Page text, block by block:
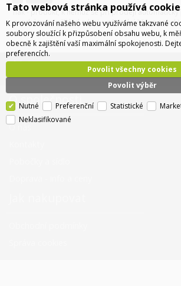
hák - produkt, k němuž se při prodeji automaticky
produkty (například zdroj + přívodní šňůra apod.)
Infolinka: +420 734 310 460
Reklamační oddělení: +420 606 167 349
O společnosti
O nás
Tato webová stránka používá
K provozování našeho webu využíváme takzvané
soubory sloužící k přizpůsobení obsahu webu, k
obecně k zajištění vaší maximální spokojenosti.
preferencích.
Povolit výběr
Povolit všechny cookies
Nutné Preferenční Statistické
Neklasifikované